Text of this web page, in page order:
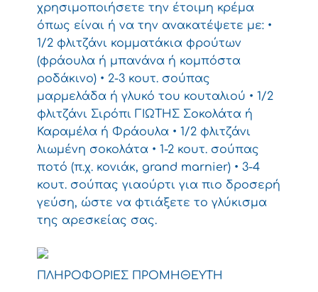
χρησιμοποιήσετε την έτοιμη κρέμα
όπως είναι ή να την ανακατέψετε με: •
1/2 φλιτζάνι κομματάκια φρούτων
(φράουλα ή μπανάνα ή κομπόστα
ροδάκινο) • 2-3 κουτ. σούπας
μαρμελάδα ή γλυκό του κουταλιού • 1/2
φλιτζάνι Σιρόπι ΓΙΩΤΗΣ Σοκολάτα ή
Καραμέλα ή Φράουλα • 1/2 φλιτζάνι
λιωμένη σοκολάτα • 1-2 κουτ. σούπας
ποτό (π.χ. κονιάκ, grand marnier) • 3-4
κουτ. σούπας γιαούρτι για πιο δροσερή
γεύση, ώστε να φτιάξετε το γλύκισμα
της αρεσκείας σας.
ΠΛΗΡΟΦΟΡΙΕΣ ΠΡΟΜΗΘΕΥΤΗ